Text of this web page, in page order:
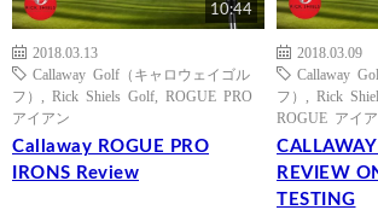
10:44
2018.03.13
Callaway Golf（キャロウェイゴル
フ）
Rick Shiels Golf
ROGUE PRO
アイアン
Callaway ROGUE PRO
IRONS Review
2018.03.09
Callaway
フ）
Rick
ROGUE アイ
REVIEW
TESTING